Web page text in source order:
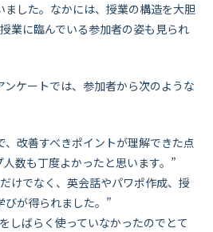
ました。なかには、授業の構造を大胆
業に臨んでいる参加者の姿も見られ
ンケートでは、参加者から次のような
、改善すべきポイントが理解できた点
数も丁度よかったと思います。”
けでなく、英会話やパワポ作成、授
が得られました。”
しばらく使っていなかったのでとて